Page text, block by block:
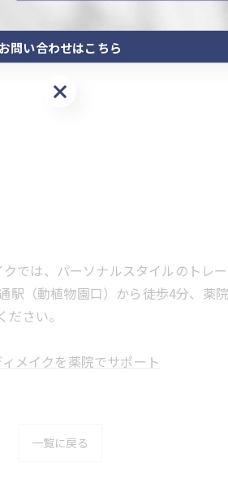
は、パーソナルスタイルのトレ
（動植物園口）から徒歩4分、薬
さい。
メイクを薬院でサポート
一覧に戻る
お問い合わせはこちら
お問い合わせはこちら